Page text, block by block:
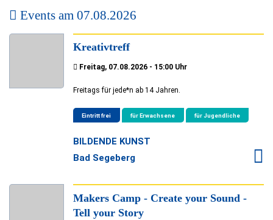
Events am 07.08.2026
Kreativtreff
Freitag, 07.08.2026 - 15:00 Uhr
Freitags für jede*n ab 14 Jahren.
Eintritt frei für Erwachsene für Jugendliche
BILDENDE KUNST
Bad Segeberg
Makers Camp - Create your Sound -
Tell your Story